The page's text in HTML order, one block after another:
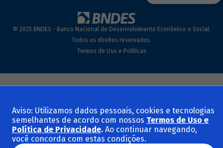
© 2025 BNDES - Banco Nacional de Desenvolvimento Econômico e Social.
Todos os direitos reservados.
Termos de Uso e Políticas
Aviso: Utilizamos dados pessoais, cookies e tecnologias
semelhantes de acordo com nossos Termos de Uso e
Política de Privacidade. Ao continuar navegando,
você concorda com estas condições.